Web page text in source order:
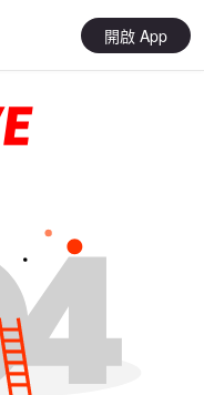
開啟 App